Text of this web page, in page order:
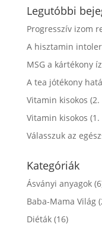
Legutóbbi
Progresszív izom
A hisztamin
MSG a kártékony
A tea jótékony
Vitamin kisokos (2.
Vitamin kisokos (1.
Válasszuk az
Kategóriák
Ásványi anyagok
Baba-Mama Világ
Diéták(16)